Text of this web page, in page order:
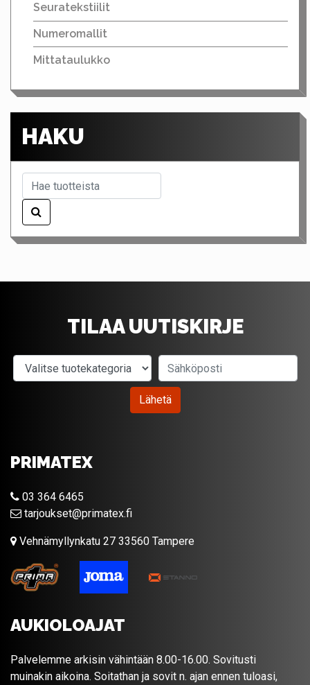
Seuratekstiilit
Numeromallit
Mittataulukko
HAKU
TILAA UUTISKIRJE
Valitse tuotekategoria
Lähetä
PRIMATEX
03 364 6465
tarjoukset@primatex.fi
Vehnämyllynkatu 27 33560 Tampere
AUKIOLOAJAT
Palvelemme arkisin vähintään 8.00-16.00. Sovitusti
muinakin aikoina. Soitathan ja sovit n. ajan ennen tuloasi,